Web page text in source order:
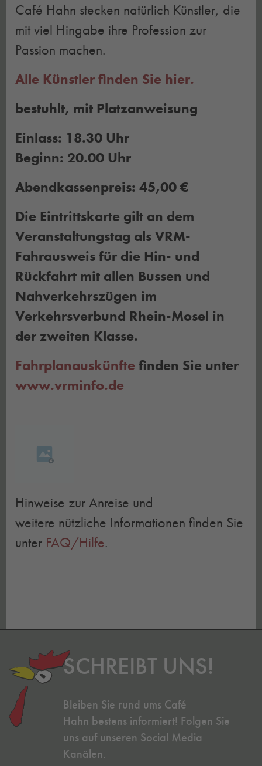
Café Hahn stecken natürlich Künstler, die
mit viel Hingabe ihre Profession zur
Passion machen.
Alle Künstler finden Sie hier.
bestuhlt, mit Platzanweisung
Einlass: 18.30 Uhr
Beginn: 20.00 Uhr
Abendkassenpreis: 45,00 €
Die Eintrittskarte gilt an dem
Veranstaltungstag als VRM-
Fahrausweis für die Hin- und
Rückfahrt mit allen Bussen und
Nahverkehrszügen im
Verkehrsverbund Rhein-Mosel in
der zweiten Klasse.
Fahrplanauskünfte finden Sie unter
www.vrminfo.de
Hinweise zur Anreise und
weitere nützliche Informationen finden Sie
unter FAQ/Hilfe.
SCHREIBT UNS!
Bleiben Sie rund ums Café
Hahn bestens informiert! Folgen Sie
uns auf unseren Social Media
Kanälen.